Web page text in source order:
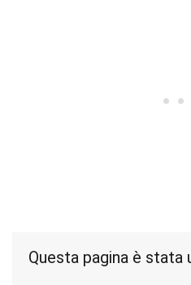
Questa pagina è stata